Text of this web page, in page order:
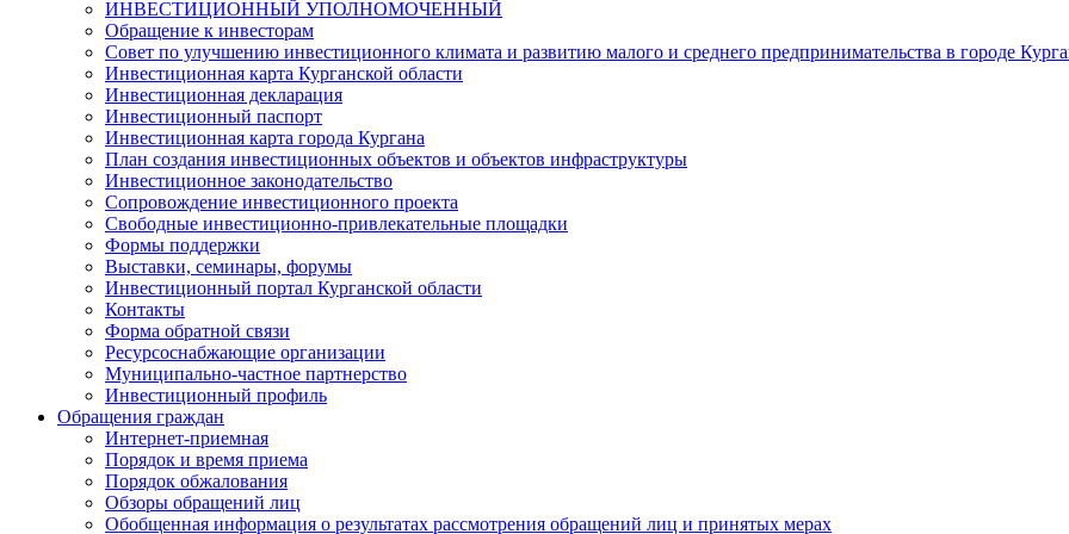
ИНВЕСТИЦИОННЫЙ УПОЛНОМОЧЕННЫЙ
Обращение к инвесторам
Совет по улучшению инвестиционного климата и развитию малого и среднего предпринимательства в городе
Инвестиционная карта Курганской области
Инвестиционная декларация
Инвестиционный паспорт
Инвестиционная карта города Кургана
План создания инвестиционных объектов и объектов инфраструктуры
Инвестиционное законодательство
Сопровождение инвестиционного проекта
Свободные инвестиционно-привлекательные площадки
Формы поддержки
Выставки, семинары, форумы
Инвестиционный портал Курганской области
Контакты
Форма обратной связи
Ресурсоснабжающие организации
Муниципально-частное партнерство
Инвестиционный профиль
Обращения граждан
Интернет-приемная
Порядок и время приема
Порядок обжалования
Обзоры обращений лиц
Обобщенная информация о результатах рассмотрения обращений лиц и принятых мерах